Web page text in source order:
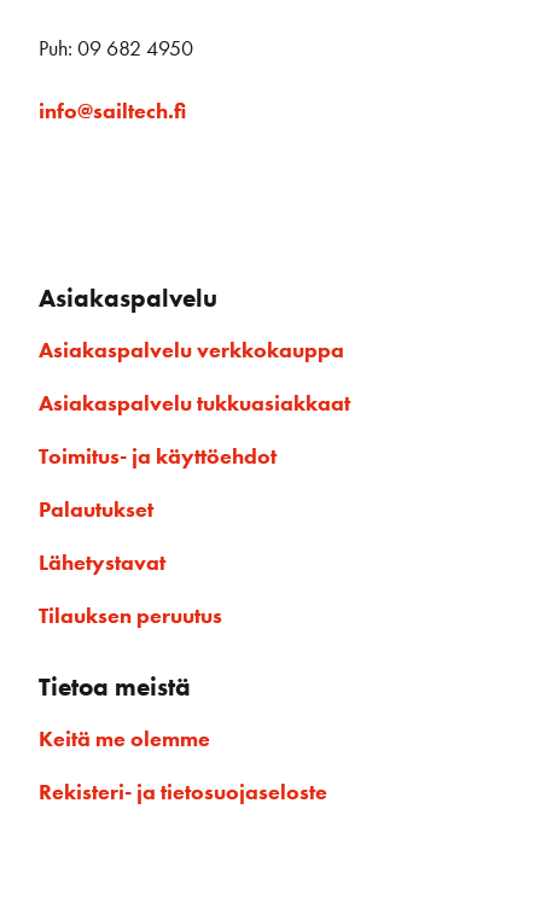
Puh: 09 682 4950
info@sailtech.fi
Asiakaspalvelu
Asiakaspalvelu verkkokauppa
Asiakaspalvelu tukkuasiakkaat
Toimitus- ja käyttöehdot
Palautukset
Lähetystavat
Tilauksen peruutus
Tietoa meistä
Keitä me olemme
Rekisteri- ja tietosuojaseloste